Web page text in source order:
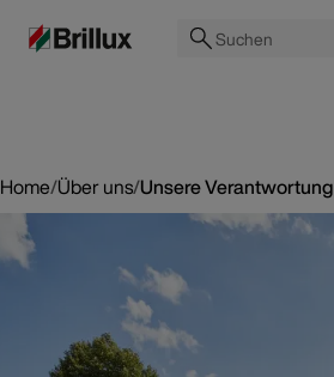
Suchen
Home/Über uns/Unsere Verantwortung